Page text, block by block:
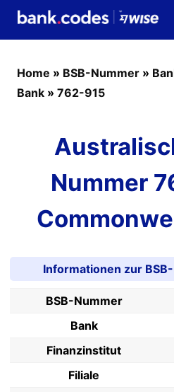
Home » BSB-Nummer »
Bank » 762-915
Nummer
Informationen zur
BSB-Nummer
Bank
Finanzinstitut
Filiale